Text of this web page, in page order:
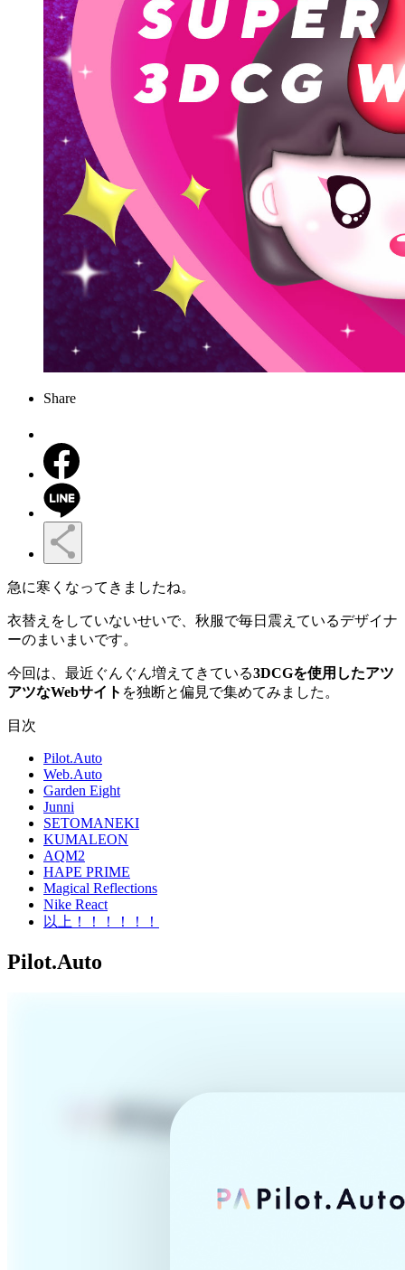
Share
急に寒くなってきましたね。
衣替えをしていないせいで、秋服で毎日震えているデザイナ
ーのまいまいです。
今回は、最近ぐんぐん増えてきている3DCGを使用したアツ
アツなWebサイト を独断と偏見で集めてみました。
目次
Pilot.Auto
Web.Auto
Garden Eight
Junni
SETOMANEKI
KUMALEON
AQM2
HAPE PRIME
Magical Reflections
Nike React
以上！！！！！！
Pilot.Auto